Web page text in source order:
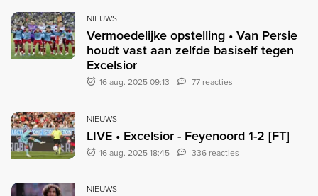
NIEUWS
Vermoedelijke opstelling • Van Persie
houdt vast aan zelfde basiself tegen
Excelsior
16 aug. 2025 09:13 77 reacties
NIEUWS
LIVE • Excelsior - Feyenoord 1-2 [FT]
16 aug. 2025 18:45 336 reacties
NIEUWS